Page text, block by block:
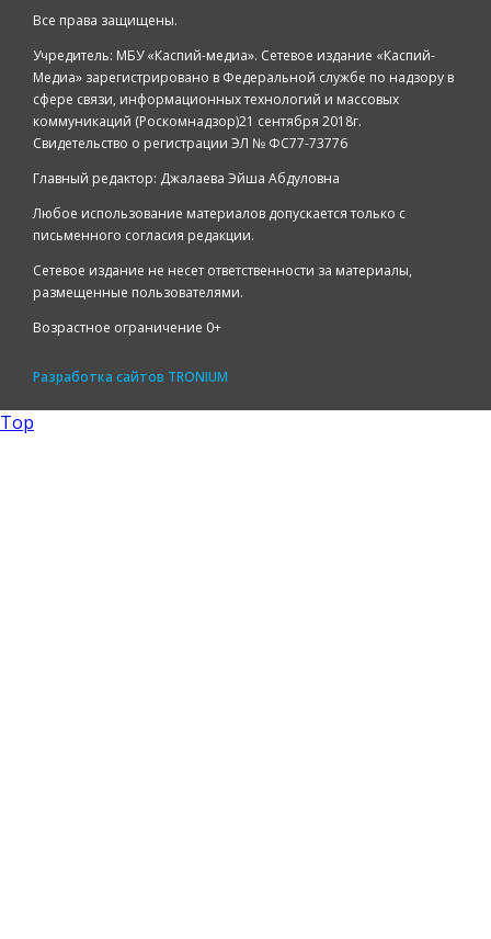
Все права защищены.
Учредитель: МБУ «Каспий-медиа». Сетевое издание «Каспий-
Медиа» зарегистрировано в Федеральной службе по надзору в
сфере связи, информационных технологий и массовых
коммуникаций (Роскомнадзор)21 сентября 2018г.
Свидетельство о регистрации ЭЛ № ФС77-73776
Главный редактор: Джалаева Эйша Абдуловна
Любое использование материалов допускается только с
письменного согласия редакции.
Сетевое издание не несет ответственности за материалы,
размещенные пользователями.
Возрастное ограничение 0+
Разработка сайтов TRONIUM
Top